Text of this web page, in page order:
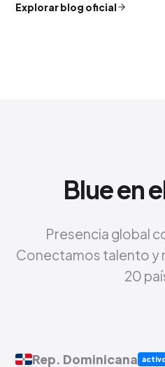
Explorar blog oficial
Blue en
Presencia global
Conectamos talento y
20
Rep. Dominicana